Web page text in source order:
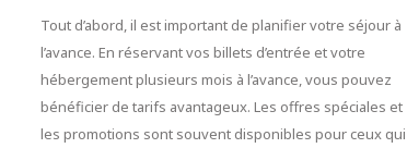
Tout d’abord, il est important de planifier votre séjour à
l’avance. En réservant vos billets d’entrée et votre
hébergement plusieurs mois à l’avance, vous pouvez
bénéficier de tarifs avantageux. Les offres spéciales et
les promotions sont souvent disponibles pour ceux qui